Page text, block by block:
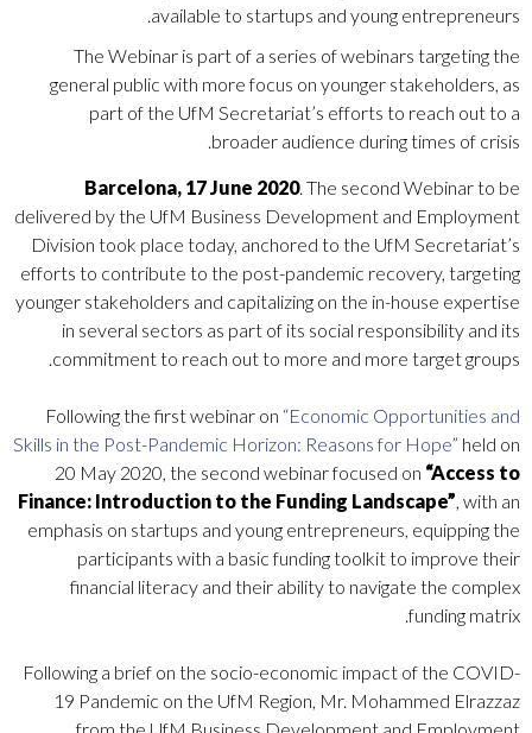
available to startups and young entrepreneurs.
The Webinar is part of a series of webinars targeting the
general public with more focus on younger stakeholders, as
part of the UfM Secretariat’s efforts to reach out to a
broader audience during times of crisis.
Barcelona, 17 June 2020. The second Webinar to be
delivered by the UfM Business Development and Employment
Division took place today, anchored to the UfM Secretariat’s
efforts to contribute to the post-pandemic recovery, targeting
younger stakeholders and capitalizing on the in-house expertise
in several sectors as part of its social responsibility and its
commitment to reach out to more and more target groups.
Following the first webinar on “Economic Opportunities and
Skills in the Post-Pandemic Horizon: Reasons for Hope” held on
20 May 2020, the second webinar focused on “Access to
Finance: Introduction to the Funding Landscape”, with an
emphasis on startups and young entrepreneurs, equipping the
participants with a basic funding toolkit to improve their
financial literacy and their ability to navigate the complex
funding matrix.
Following a brief on the socio-economic impact of the COVID-
19 Pandemic on the UfM Region, Mr. Mohammed Elrazzaz